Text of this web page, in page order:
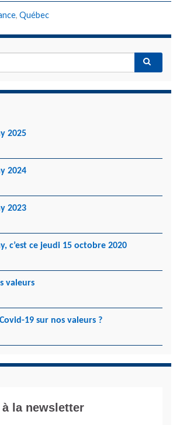
, Québec
2025
2024
2023
c’est ce jeudi 15 octobre 2020
valeurs
19 sur nos valeurs ?
la newsletter